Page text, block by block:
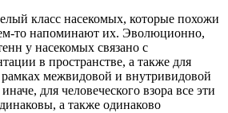
класс насекомых, которые похожи
то напоминают их. Эволюционно,
у насекомых связано с
в пространстве, а также для
межвидовой и внутривидовой
для человеческого взора все эти
а также одинаково